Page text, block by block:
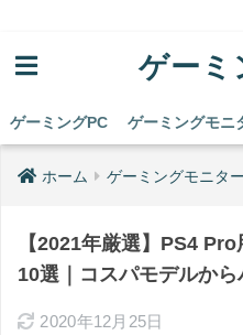
ゲーミ
ゲーミングPC ゲーミングモニ
ホーム ゲーミングモニター
【2021年厳選】PS4
10選｜コスパモデルか
2020年12月25日